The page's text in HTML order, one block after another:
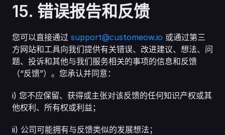
15. 错误报告和反馈
您可以直接通过 support@customeow.io 或通过第三
方网站和工具向我们提供有关错误、改进建议、想法、问
题、投诉和其他与我们服务相关的事项的信息和反馈
（“反馈”）。您承认并同意：
i) 您不应保留、获得或主张对该反馈的任何知识产权或其
他权利、所有权或利益；
ii) 公司可能拥有与反馈类似的发展想法；